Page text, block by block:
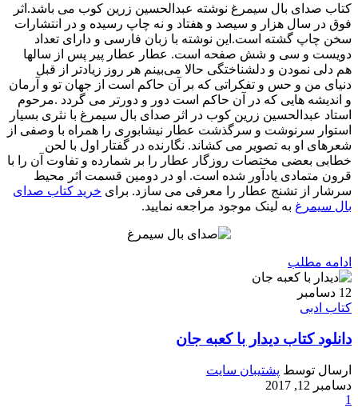
کتاب صدای بال سیمرغ نوشته عبدالحسین زرین کوب می باشد.اثر
فوق در سال هزار و سیصد و هفتاد و نه چاپ رسیده و در انتشارات
سخن چاپ گشته است.این نوشته با زبان فارسی و دارای تعداد
دویست و سی و شش صفحه است. عطار عطار پیر پس از سالها
هم دلی نمودن و دلشناختگی حالا می‌بینم هر روز زیادتر از قبل
دنیای من و حس و تفکراتی که بر آن حاکم است از جهان تو و آرمان
و اندیشه هایی که در آن حاکم است دور و دورتر می گردد .مرحوم
استاد عبدالحسین زرین‌ کوب در اثر صدای بال سیمرغ با نثری بسیار
استوار سرنوشت و سرگذشت عطار نیشابوری را همراه با وصفی از
شعرهای او به تصویر می کشاند. نگارنده در گفتار اول با لحن
خطابی بعضی مختصات روزگار عطار را بر شمارده و تفاوت آن را با
قرون متمادی یادآور شده است. او در دومین قسمت اثر محیط
سرشار از تشنج عطار را معرفی می سازد. برای خرید کتاب صدای
بال سیمرغ به لینک موجود مراجعه نمایید.
ادامه مطلب
12 دسامبر
کتاب ادبی
دانلود کتاب دیدار با کعبه جان
ارسال توسط پشتیبان سایت
دسامبر 12, 2017
1